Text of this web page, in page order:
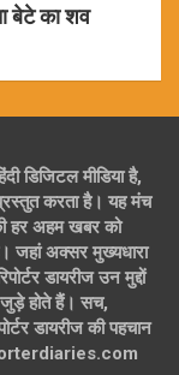
बेटे का शव
डिजिटल मीडिया है,
करता है। यह मंच
हर अहम खबर को
जहां अक्सर मुख्यधारा
डायरीज उन मुद्दों
होते हैं। सच,
डायरीज की पहचान